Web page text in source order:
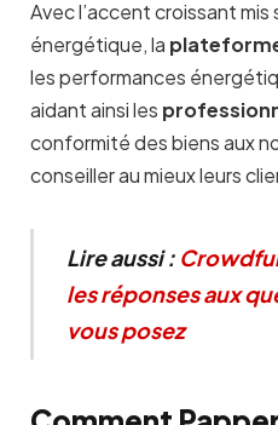
Avec l’accent croissant mis
énergétique, la
les performances
aidant ainsi les
conformité des biens aux
conseiller au mieux leurs
Lire aussi :
les réponses aux
vous posez